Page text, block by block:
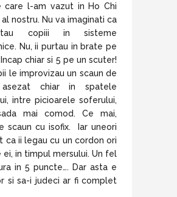
care l-am vazut in Ho Chi
al nostru. Nu va imaginati ca
copiii in sisteme
Nu, ii purtau in brate pe
chiar si 5 pe un scuter!
le improvizau un scaun de
chiar in spatele
intre picioarele soferului,
mai comod. Ce mai,
scaun cu isofix. Iar uneori
ca ii legau cu un cordon ori
ei, in timpul mersului. Un fel
in 5 puncte…. Dar asta e
si sa-i judeci ar fi complet